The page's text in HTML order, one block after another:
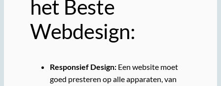
het Beste
Webdesign:
Responsief Design:Een website moet
goed presteren op alle apparaten, van